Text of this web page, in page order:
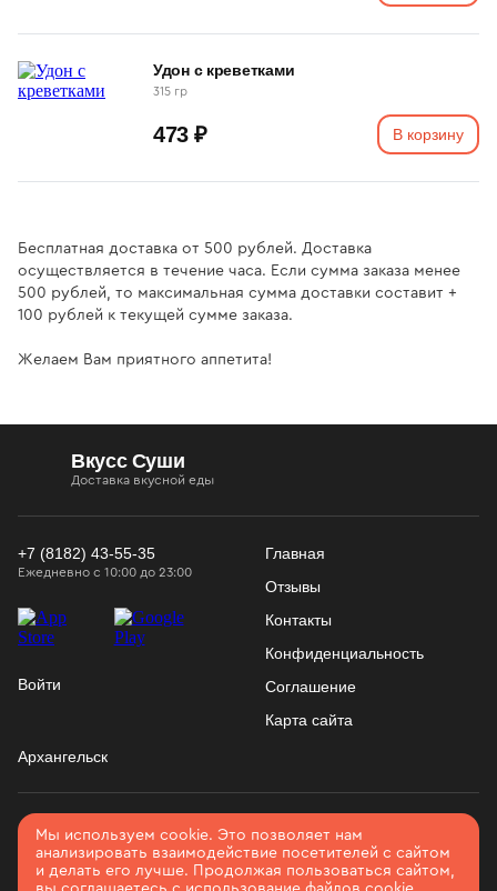
Использование
cookies
Мы используем cookie. Это позволяет нам
анализировать взаимодействие посетителей с сайтом
и делать его лучше. Продолжая пользоваться сайтом,
Удон с креветками
315 гр
473 ₽ В корзину
Бесплатная доставка от 500 рублей. Доставка
осуществляется в течение часа. Если сумма заказа менее
500 рублей, то максимальная сумма доставки составит +
100 рублей к текущей сумме заказа.
Желаем Вам приятного аппетита!
Вкусс Суши
Доставка вкусной еды
+7 (8182) 43-55-35
Ежедневно с 10:00 до 23:00
Войти
Главная
Отзывы
Контакты
Конфиденциальность
Соглашение
Карта сайта
Архангельск
2026. Все права защищены
Разработано вВятка IT